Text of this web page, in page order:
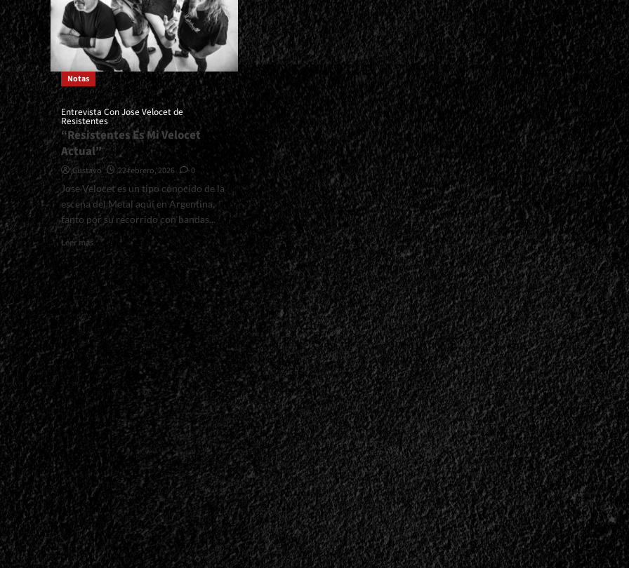
Notas
Entrevista Con Jose Velocet de
Resistentes
“Resistentes Es Mi Velocet
Actual”
Gustavo 22 febrero, 2026
0
Jose Velocet es un tipo conocido de la
escena del Metal aquí en Argentina,
tanto por su recorrido con bandas...
Leer más Read
more
about
<small>Entrevista
Con
Jose
Velocet
de
Resistentes<span>
</span>
</small>
<div>“Resistentes
Mi
Velocet
Actual”</div>